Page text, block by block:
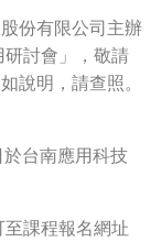
份有限公司主辦
研討會」，敬請
說明，請查照。
台南應用科技
課程報名網址